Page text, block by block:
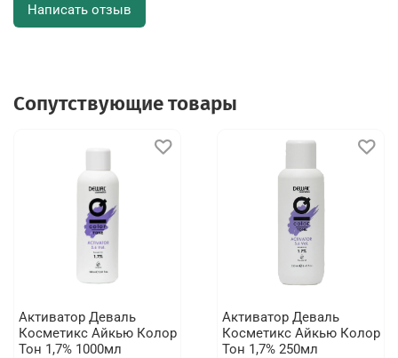
Написать отзыв
Сопутствующие товары
Активатор Деваль
Косметикс Айкью Колор
Тон 1,7% 1000мл
Активатор Деваль
Косметикс Айкью Колор
Тон 1,7% 250мл